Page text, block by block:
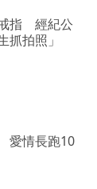
指 經紀公
抓拍照」
愛情長跑10